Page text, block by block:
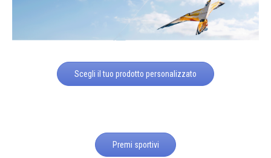
Scegli il tuo prodotto personalizzato
Premi sportivi